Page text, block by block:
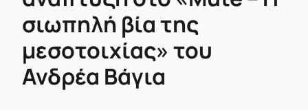
σιωπηλή βία της
μεσοτοιχίας» του
Ανδρέα Βάγια